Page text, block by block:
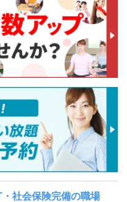
社会保険完備の職場